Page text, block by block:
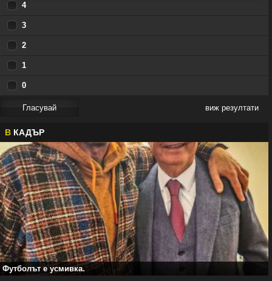
4
3
2
1
0
виж резултати
В КАДЪР
Футболът е усмивка.